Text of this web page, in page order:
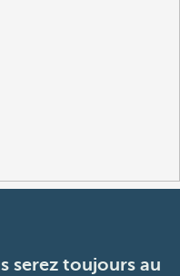
serez toujours au